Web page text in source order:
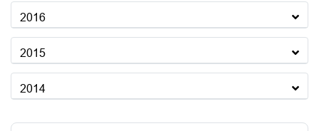
2016
2015
2014